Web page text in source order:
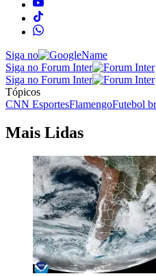
Siga no
Siga no Forum Inter
Siga no Forum Inter
Tópicos
CNN EsportesFlamengoFutebol
Mais Lidas